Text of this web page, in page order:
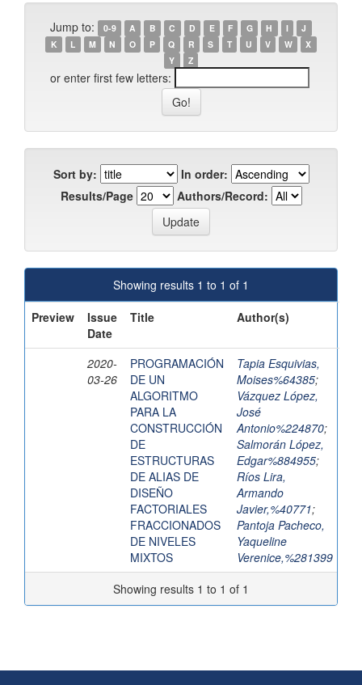
Jump to: 0-9 A B C D E F G H I
J
K
L M N O P Q R S T U V W
X
Y
Z
or enter first few letters:
Sort by:
In order:
Results/Page
Authors/Record:
Showing results 1 to 1 of 1
Preview
Issue
Date
Title Author(s)
2020-
03-26
PROGRAMACIÓN
DE UN
ALGORITMO
PARA LA
CONSTRUCCIÓN
DE
ESTRUCTURAS
DE ALIAS DE
DISEÑO
FACTORIALES
FRACCIONADOS
DE NIVELES
MIXTOS
Tapia Esquivias,
Moises%64385;
Vázquez López,
José
Antonio%224870;
Salmorán López,
Edgar%884955;
Ríos Lira,
Armando
Javier,%40771;
Pantoja Pacheco,
Yaqueline
Verenice,%281399
Showing results 1 to 1 of 1